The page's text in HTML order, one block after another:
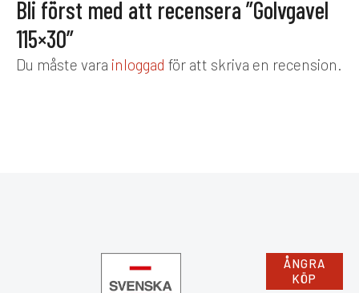
Bli först med att recensera ”Golvgavel
115×30”
Du måste vara inloggad för att skriva en recension.
ÅNGRA
KÖP